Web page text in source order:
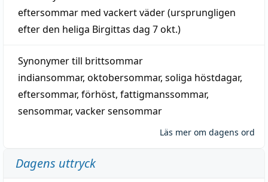
eftersommar med vackertväder(ursprungligen
efter den heliga Birgittas dag 7 okt.)
Synonymer till brittsommar
indiansommar, oktobersommar, soliga höstdagar,
eftersommar, förhöst, fattigmanssommar,
sensommar, vacker sensommar
Läs mer om dagens ord
Dagens uttryck